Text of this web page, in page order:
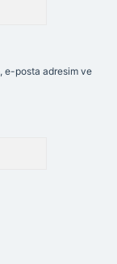
e-posta adresim ve